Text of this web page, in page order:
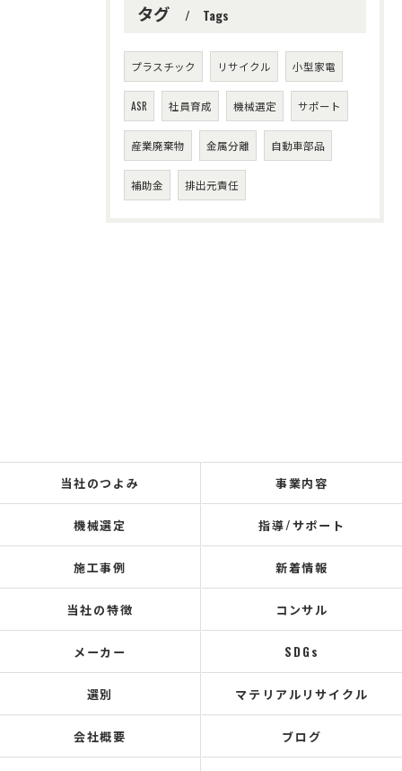
タグ Tags
プラスチック リサイクル 小型家電
ASR 社員育成 機械選定 サポート
産業廃棄物 金属分離 自動車部品
補助金 排出元責任
当社のつよみ 事業内容
機械選定 指導/サポート
施工事例 新着情報
当社の特徴 コンサル
メーカー SDGs
選別 マテリアルリサイクル
会社概要 ブログ